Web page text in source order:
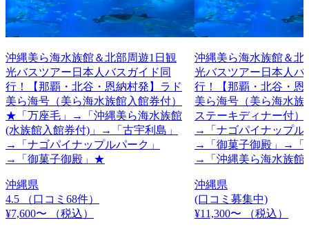
沖縄美ら海水族館＆北部周遊1日観
光バスツアー日本人バスガイド同
行！【那覇・北谷・恩納村発】ラド
美ら海号（美ら海水族館入館券付）
★「万座毛」→「沖縄美ら海水族館
(水族館入館券付)」→「古宇利島」
→「ナゴパイナップルパーク」
→「御菓子御殿」★
沖縄県
4.5
（口コミ68件）
¥7,600〜
（税込）
沖縄美ら海水族館＆北
光バスツアー日本人バ
行！【那覇・北谷・恩
美ら海号（美ら海水族
ステーキディナー付
→「ナゴパイナップル
→「御菓子御殿」→「
→「沖縄美ら海水族
沖縄県
(口コミ募集中)
¥11,300〜
（税込）